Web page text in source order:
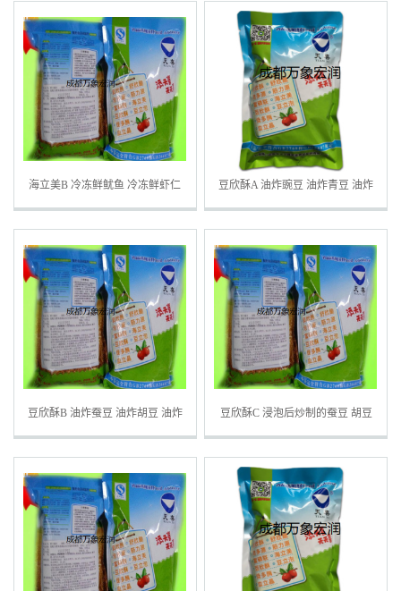
海立美B 冷冻鲜鱿鱼 冷冻鲜虾仁
煎烤鲜鱿鱼等冷冻水产品
豆欣酥A 油炸豌豆 油炸青豆 油炸
黄金豆 油炸黄豆
豆欣酥B 油炸蚕豆 油炸胡豆 油炸
玉带豆油炸 兰花豆油炸
豆欣酥C 浸泡后炒制的蚕豆 胡豆
黑豆 黄豆 果仁 等坚果